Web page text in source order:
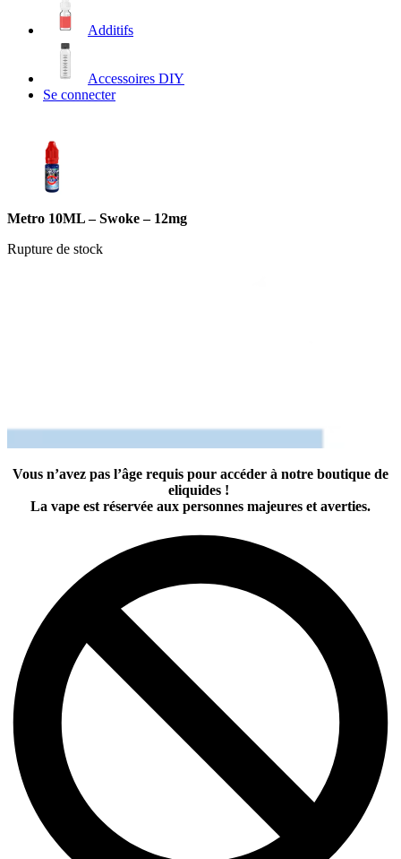
Additifs
Accessoires DIY
Se connecter
Metro 10ML – Swoke – 12mg
Rupture de stock
Vous n’avez pas l’âge requis pour accéder à notre boutique de
eliquides !
La vape est réservée aux personnes majeures et averties.